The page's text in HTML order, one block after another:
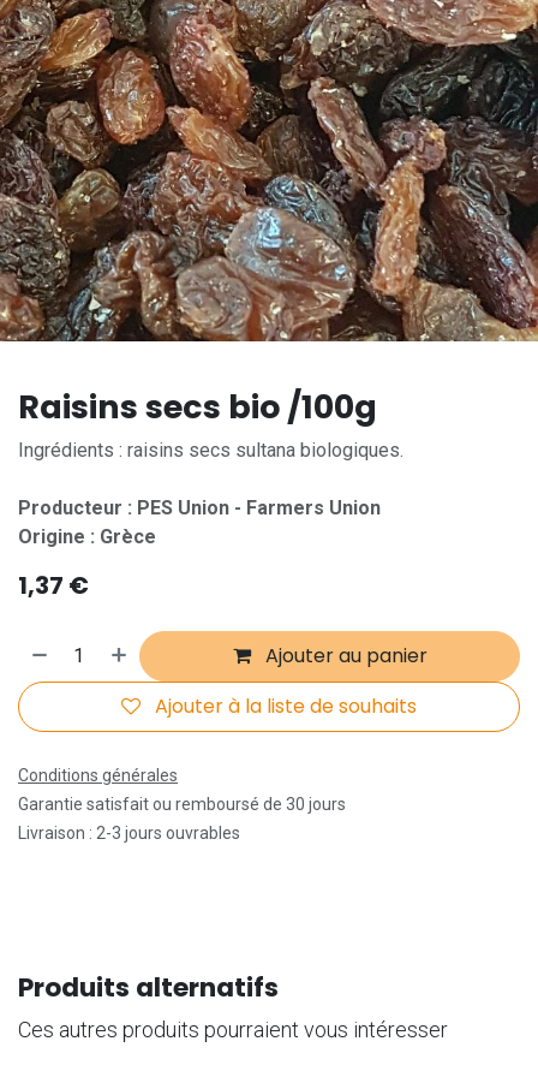
Raisins secs bio /100g
Ingrédients : raisins secs sultana biologiques.
Producteur : PES Union - Farmers Union
Origine : Grèce
1,37 €
Ajouter au panier
Ajouter à la liste de souhaits
Conditions générales
Garantie satisfait ou remboursé de 30 jours
Livraison : 2-3 jours ouvrables
Produits alternatifs
Ces autres produits pourraient vous intéresser